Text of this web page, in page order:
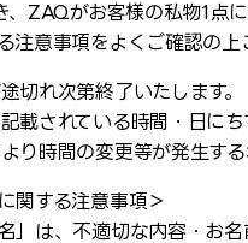
ZAQがお客様の私物1点に
注意事項をよくご確認の上
切れ次第終了いたします。
載されている時間・日にち
り時間の変更等が発生する
関する注意事項＞
」は、不適切な内容・お名